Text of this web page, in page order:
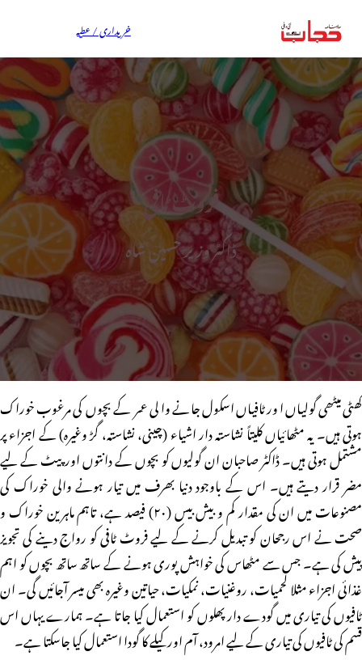
خریداری / عطیہ
فروٹ ٹافی
ڈاکٹر وزیر حسین شاہ
کھٹی میٹھی گولیاں اور ٹافیاں اسکول جانے والی عمر کے بچوں کی مرغوب خوراک
ہوتی ہیں۔ یہ مٹھائیاں کلیتاً نشاستہ دار اشیاء (چینی، نشاستہ، گڑ وغیرہ) کے اجزاء پر
مشتمل ہوتی ہیں۔ ڈاکٹر صاحبان ان گولیوں کو بچوں کے دانتوں اور پیٹ کے لیے
مضر قرار دیتے ہیں۔ اس کے باوجود دنیا بھرف میں تیار ہونے والی خوراک کی
مصنوعات میں ان کی مقدار کم و بیش بیس (۲۰) فیصد ہے، تاہم ماہرین خوراک و
صحت نے اس رجحان کو تبدیل کرنے کے لیے فروٹ ٹافی کو رواج دینے کی تجویز
پیش کی ہے۔ جس سے مٹھاس کی خواہش پوری ہونے کے ساتھ ساتھ بچوں کو اہم
غذائی اجزاء مثلا لحمیات، روغنیات، نمکیات، حیاتین وغیرہ بھی میسر آجائیں گی۔ ان
ٹافیوں کی تیاری میں گودے دار پھلوں کو استعمال کیا جاتا ہے۔ ہمارے یہاں اس
قسم کی ٹافیوں کی تیاری کے لیے امرود، آم اور کیلے کا گودا استعمال کیا جاسکتا ہے۔